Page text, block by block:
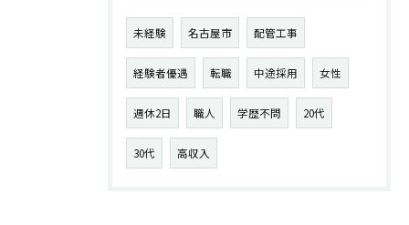
未経験 名古屋市 配管工事
経験者優遇 転職 中途採用 女性
週休2日 職人 学歴不問 20代
30代 高収入